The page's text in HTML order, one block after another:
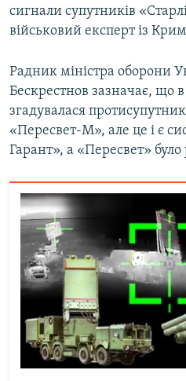
сигнали супутників
військовий експерт із
Радник міністра оборони
Бескрестнов зазначає, що
згадувалася
«Пересвет-М», але це і є
Гарант», а «Пересвет»